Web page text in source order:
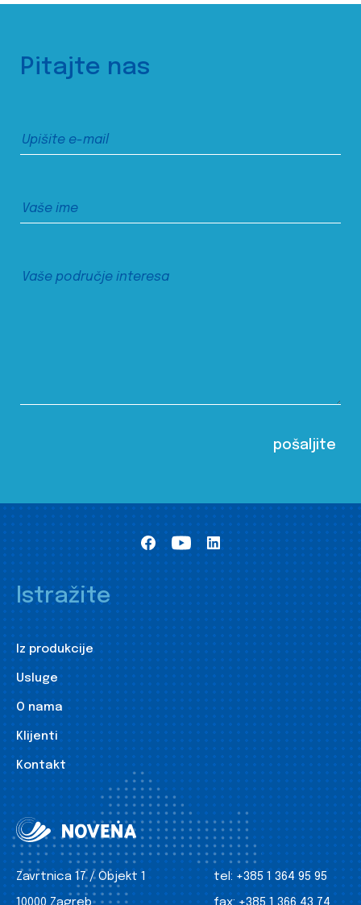
Pitajte nas
Istražite
Iz produkcije
Usluge
O nama
Klijenti
Kontakt
Zavrtnica 17 / Objekt 1
tel: +385 1 364 95 95